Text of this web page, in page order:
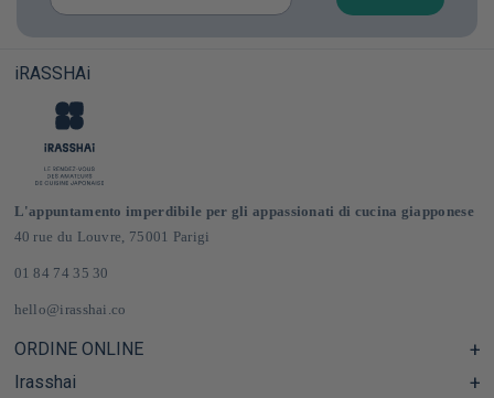
iRASSHAi
L'appuntamento imperdibile per gli appassionati di cucina giapponese
40 rue du Louvre, 75001 Parigi
01 84 74 35 30
hello@irasshai.co
ORDINE ONLINE
Centro assistenza e Domande frequenti
Irasshai